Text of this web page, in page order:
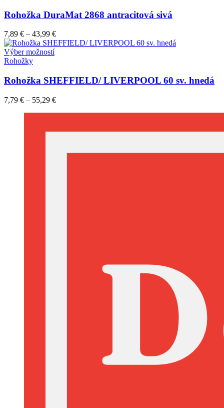
viacero
variantov.
Možnosti
si
môžete
vybrať
stránke
produktu.
Rohožka DuraMat 2868 antracitová sivá
7,89 € – 43,99 €
Výber možnostíTento
viacero
variantov.
Možnosti
si
môžete
na
Rohožky
Rohožka SHEFFIELD/ LIVERPOOL 60 sv. hnedá
7,79 € – 55,29 €